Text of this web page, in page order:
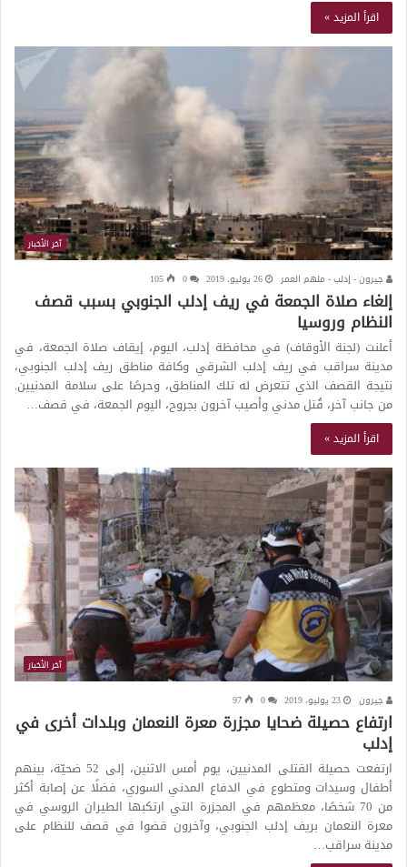
اقرأ المزيد »
آخر الأخبار
جيرون - إدلب - ملهم العمر 26 يوليو، 2019 105
إلغاء صلاة الجمعة في ريف إدلب الجنوبي بسبب قصف
النظام وروسيا
أعلنت (لجنة الأوقاف) في محافظة إدلب، اليوم، إيقاف صلاة الجمعة، في
مدينة سراقب في ريف إدلب الشرقي وكافة مناطق ريف إدلب الجنوبي،
نتيجة القصف الذي تتعرض له تلك المناطق، وحرصًا على سلامة المدنيين.
من جانب آخر، قُتل مدني وأصيب آخرون بجروح، اليوم الجمعة، في قصف…
اقرأ المزيد »
آخر الأخبار
جيرون 23 يوليو، 2019 97
ارتفاع حصيلة ضحايا مجزرة معرة النعمان وبلدات أخرى في
إدلب
ارتفعت حصيلة القتلى المدنيين، يوم أمس الاثنين، إلى 52 ضحيّة، بينهم
أطفال وسيدات ومتطوع في الدفاع المدني السوري، فضلًا عن إصابة أكثر
من 70 شخصًا، معظمهم في المجزرة التي ارتكبها الطيران الروسي في
معرة النعمان بريف إدلب الجنوبي، وآخرون قضوا في قصف للنظام على
مدينة سراقب…